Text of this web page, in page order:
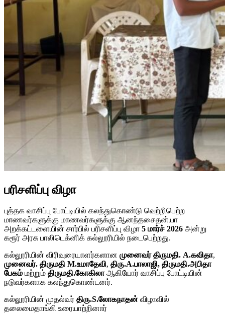
பரிசளிப்பு விழா
புத்தக வாசிப்பு போட்டியில் கலந்துகொண்டு வெற்றிபெற்ற
மாணவர்களுக்கு மாணவர்களுக்கு ஆனந்தசைதன்யா
அறக்கட்டளையின் சார்பில் பரிசளிப்பு விழா 5 மார்ச் 2026 அன்று
கரூர் அரசு பாலிடெக்னிக் கல்லூரியில் நடைபெற்றது.
கல்லூரியின் விரிவுரையாளர்களான முனைவர் திருமதி. A.கவிதா,
முனைவர். திருமதி M.உமாதேவி, திரு.A.பாலாஜி, திருமதி.அபிதா
பேகம் மற்றும் திருமதி.கோகிலாஆகியோர் வாசிப்பு போட்டியின்
நடுவர்களாக கலந்துகொண்டனர்.
கல்லூரியின் முதல்வர் திரு.S.லோகநாதன் விழாவில்
தலைமைதாங்கி உரையாற்றினார்